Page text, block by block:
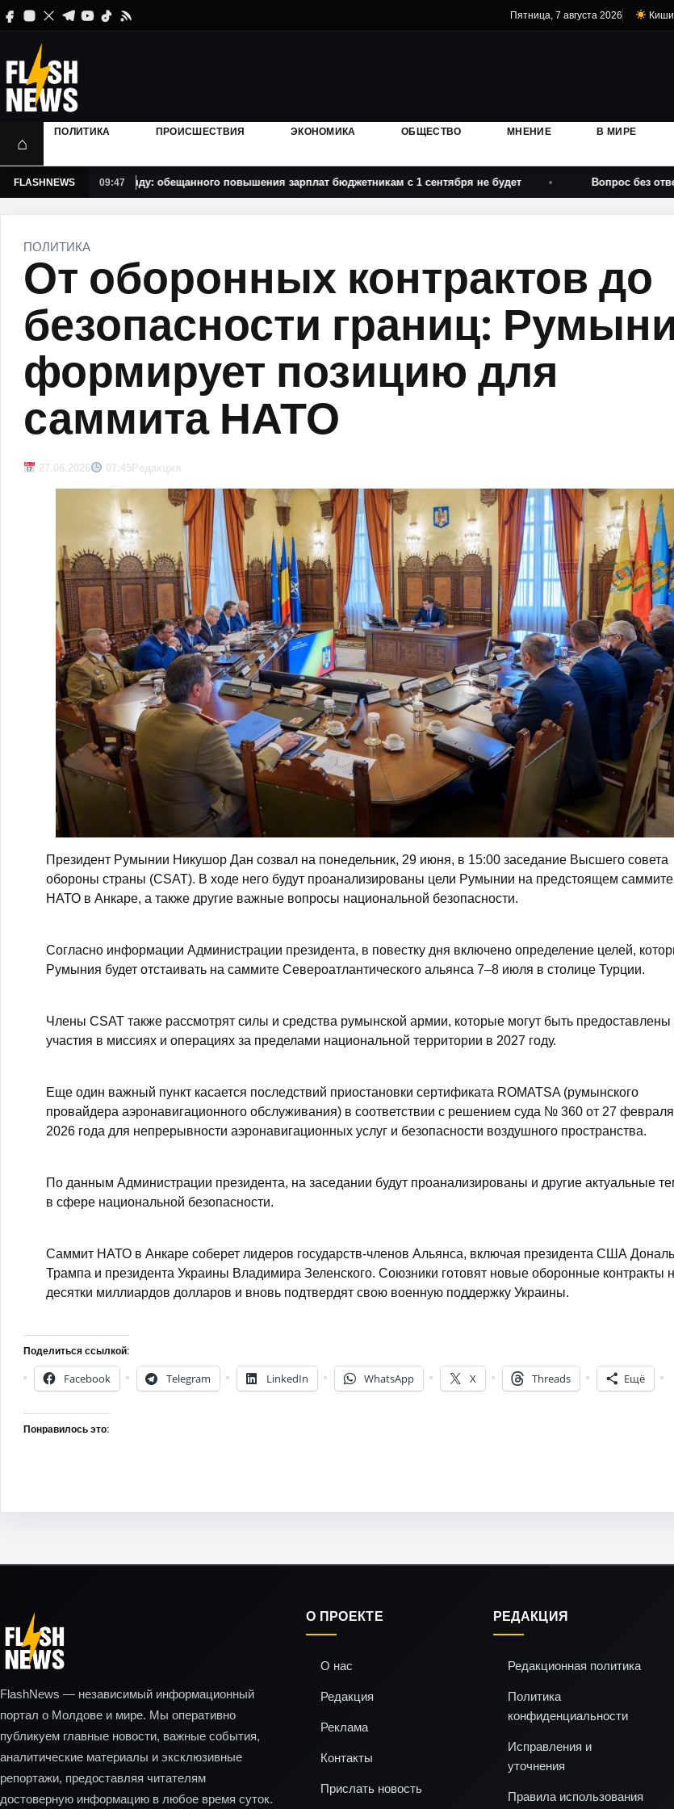
Пятница, 7 августа 2026
⌂
ПОЛИТИКА ПРОИСШЕСТВИЯ ЭКОНОМИКА ОБЩЕСТВО МНЕНИЕ В МИРЕ
FLASHNEWS 09:47
Санду: обещанного повышения зарплат бюджетникам с 1 сентября не будет Вопрос без ответа: что
ПОЛИТИКА
От оборонных контрактов до
безопасности границ:
формирует позицию для
саммита НАТО
27.06.2026 07:45 Редакция
Президент Румынии Никушор Дан созвал на понедельник, 29 июня, в 15:00 заседание Высшего совета
обороны страны (CSAT). В ходе него будут проанализированы цели Румынии на предстоящем саммите
НАТО в Анкаре, а также другие важные вопросы национальной безопасности.
Согласно информации Администрации президента, в повестку дня включено определение целей,
Румыния будет отстаивать на саммите Североатлантического альянса 7–8 июля в столице Турции.
Члены CSAT также рассмотрят силы и средства румынской армии, которые могут быть предоставлены
участия в миссиях и операциях за пределами национальной территории в 2027 году.
Еще один важный пункт касается последствий приостановки сертификата ROMATSA (румынского
провайдера аэронавигационного обслуживания) в соответствии с решением суда № 360 от 27 февраля
2026 года для непрерывности аэронавигационных услуг и безопасности воздушного пространства.
По данным Администрации президента, на заседании будут проанализированы и другие актуальные
в сфере национальной безопасности.
Саммит НАТО в Анкаре соберет лидеров государств-членов Альянса, включая президента США
Трампа и президента Украины Владимира Зеленского. Союзники готовят новые оборонные контракты
десятки миллиардов долларов и вновь подтвердят свою военную поддержку Украины.
Поделиться ссылкой:
Facebook
Telegram LinkedIn WhatsApp X Threads Ещё
Понравилось это:
FlashNews — независимый информационный
портал о Молдове и мире. Мы оперативно
публикуем главные новости, важные события,
аналитические материалы и эксклюзивные
репортажи, предоставляя читателям
достоверную информацию в любое время суток.
О ПРОЕКТЕ
О нас
Редакция
Реклама
Контакты
Прислать новость
РЕДАКЦИЯ
Редакционная политика
Политика
конфиденциальности
Исправления и
уточнения
Правила использования